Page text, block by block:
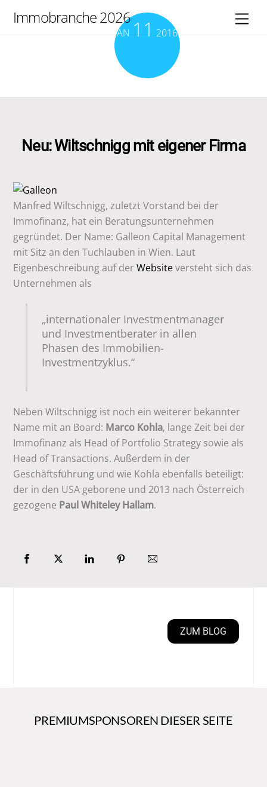
Immobranche 2026
JAN 11 2016
Neu: Wiltschnigg mit eigener Firma
Manfred Wiltschnigg, zuletzt Vorstand bei der
Immofinanz, hat ein Beratungsunternehmen
gegründet. Der Name: Galleon Capital Management
mit Sitz an den Tuchlauben in Wien. Laut
Eigenbeschreibung auf derWebsiteversteht sich das
Unternehmen als
„internationaler Investmentmanager
und Investmentberater in allen
Phasen des Immobilien-
Investmentzyklus.“
Neben Wiltschnigg ist noch ein weiterer bekannter
Name mit an Board: Marco Kohla, lange Zeit bei der
Immofinanz als Head of Portfolio Strategy sowie als
Head of Transactions. Außerdem in der
Geschäftsführung und wie Kohla ebenfalls beteiligt:
der in den USA geborene und 2013 nach Österreich
gezogene Paul Whiteley Hallam.
ZUM BLOG
PREMIUMSPONSOREN DIESER SEITE